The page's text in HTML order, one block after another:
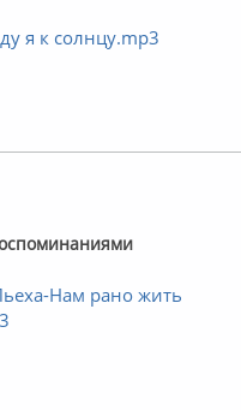
я к солнцу.mp3
Нам рано жить